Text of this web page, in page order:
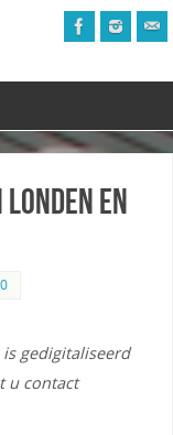
en
gedigitaliseerd
u contact